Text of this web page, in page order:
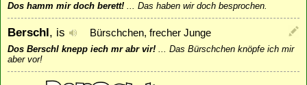
Dos hamm mir doch berett! ... Das haben wir doch besprochen.
Berschl, is Bürschchen, frecher Junge
Dos Berschl knepp iech mr abr vir! ... Das Bürschchen knöpfe ich mir
aber vor!